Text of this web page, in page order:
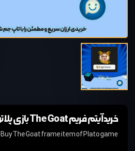
خرید آیتم فریم The Goat بازی پلاتو
Buy The Goat frame item of Plato game